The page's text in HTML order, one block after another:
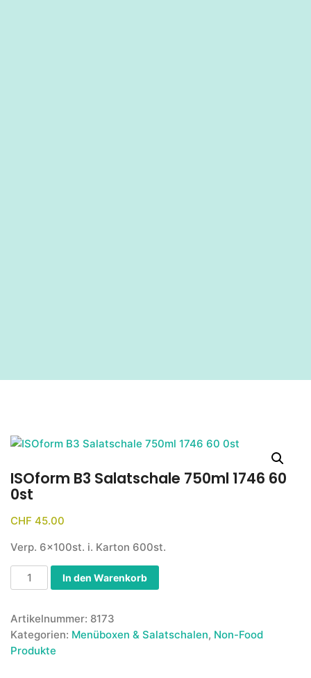
ISOform B3 Salatschale 750ml 1746 60
0st
CHF 45.00
Verp. 6x100st. i. Karton 600st.
In den Warenkorb
Artikelnummer: 8173
Kategorien: Menüboxen & Salatschalen, Non-Food
Produkte